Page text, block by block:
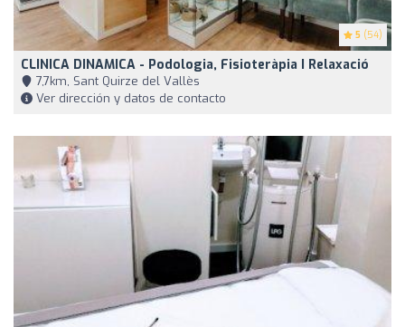
5 (54)
CLINICA DINAMICA - Podologia, Fisioteràpia I Relaxació
7,7km, Sant Quirze del Vallès
Ver dirección y datos de contacto